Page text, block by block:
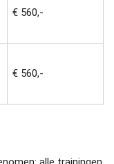
€ 560,-
€ 560,-